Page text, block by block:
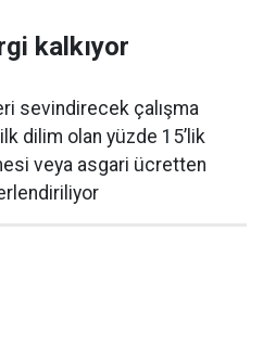
kalkıyor
sevindirecek çalışma
dilim olan yüzde 15’lik
veya asgari ücretten